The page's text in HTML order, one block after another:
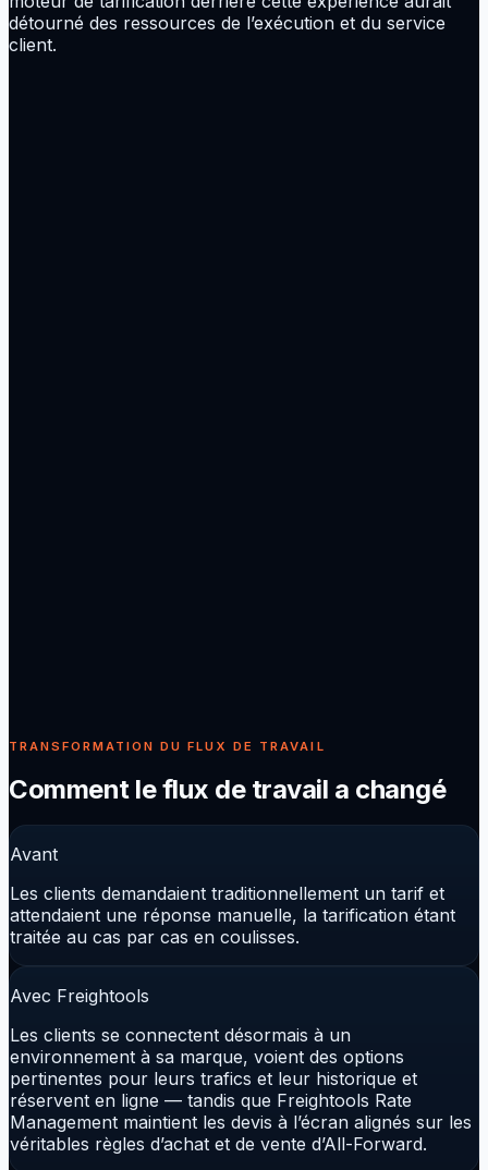
détourné des ressources de l’exécution et du service
client.
TRANSFORMATION DU FLUX DE TRAVAIL
Comment le flux de travail a changé
Avant
Les clients demandaient traditionnellement un tarif et
attendaient une réponse manuelle, la tarification étant
traitée au cas par cas en coulisses.
Avec Freightools
Les clients se connectent désormais à un
environnement à sa marque, voient des options
pertinentes pour leurs trafics et leur historique et
réservent en ligne — tandis que Freightools Rate
Management maintient les devis à l’écran alignés sur les
véritables règles d’achat et de vente d’All-Forward.